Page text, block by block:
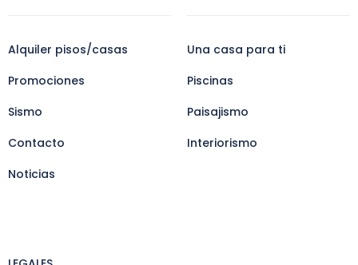
Alquiler pisos/casas
Promociones
Sismo
Contacto
Noticias
Una casa para ti
Piscinas
Paisajismo
Interiorismo